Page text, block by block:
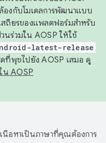
องกับโมเดลการพัฒนาแบบ
ถียรของแพลตฟอร์มสำหรับ
นร่วมใน AOSP ให้ใช้
latest-release
ที่พุชไปยัง AOSP เสมอ ดู
น AOSP
นื้อหาเป็นภาษาที่คุณต้องการ